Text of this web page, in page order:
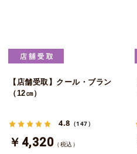
【店舗受取】クール・ブラン
（12㎝）
4.8 （147）
￥4,320 （税込）